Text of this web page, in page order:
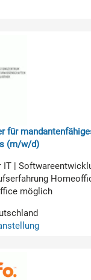
für
(m/w/d)
IT |
möglich